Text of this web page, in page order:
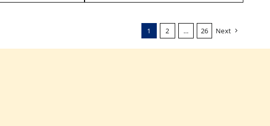
1 2 … 26 Next